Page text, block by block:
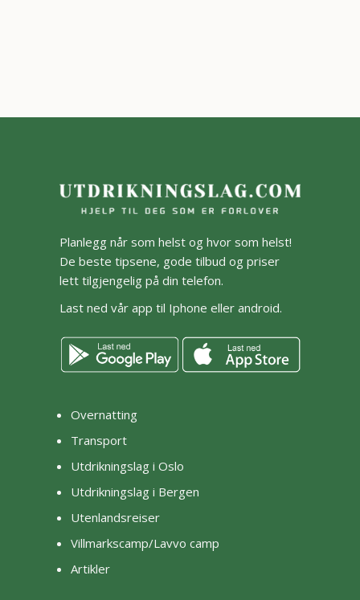
Planlegg når som helst og hvor som helst!
De beste tipsene, gode tilbud og priser
lett tilgjengelig på din telefon.
Last ned vår app til Iphone eller android.
Overnatting
Transport
Utdrikningslag i Oslo
Utdrikningslag i Bergen
Utenlandsreiser
Villmarkscamp/Lavvo camp
Artikler